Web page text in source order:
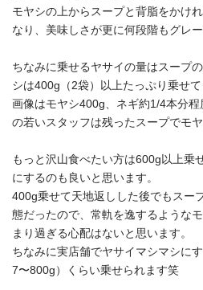
モヤシの上からスープと背脂をかけ
なり、美味しさが更に何段階もグレー
ちなみに乗せるヤサイの量はスープ
シは400g（2袋）以上たっぷり乗せて
画像はモヤシ400g、ネギ約1/4本分
の若いスタッフは残ったスープでモ
もっと沢山食べたい方は600g以上乗
にするのも良いと思います。
400g乗せて天地返しした後でもスー
態だったので、常軌を逸するような
まり過ぎる心配はないと思います。
ちなみに実店舗でヤサイマシマシに
7〜800g）くらい乗せられます笑